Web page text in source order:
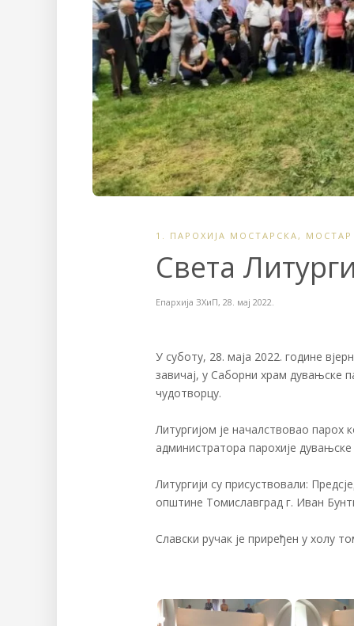
1. ПАРОХИЈА МОСТАРСКА , МОСТАР
Света
Епархија ЗХиП, 28. мај 2022.
У суботу, 28. маја 2022. године
завичај, у Саборни храм дувањске
чудотворцу.
Литургијом је началствовао
администратора парохије
Литургији су присуствовали:
општине Томиславград г. Иван
Славски ручак је приређен у холу